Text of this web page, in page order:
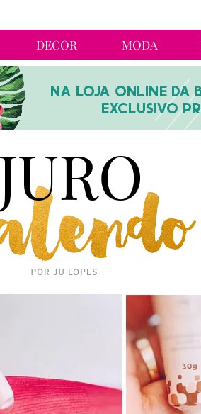
DECOR MODA